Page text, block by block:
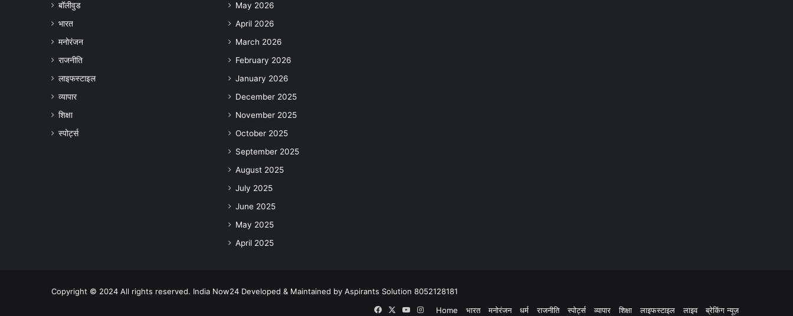
बॉलीवुड
भारत
मनोरंजन
राजनीति
लाइफस्टाइल
व्यापार
शिक्षा
स्पोर्ट्स
May 2026
April 2026
March 2026
February 2026
January 2026
December 2025
November 2025
October 2025
September 2025
August 2025
July 2025
June 2025
May 2025
April 2025
Copyright © 2024 All rights reserved. India Now24 Developed & Maintained by Aspirants Solution 8052128181
Home
भारत मनोरंजन धर्म राजनीति स्पोर्ट्स व्यापार शिक्षा लाइफस्टाइल लाइव ब्रेकिंग न्यूज़